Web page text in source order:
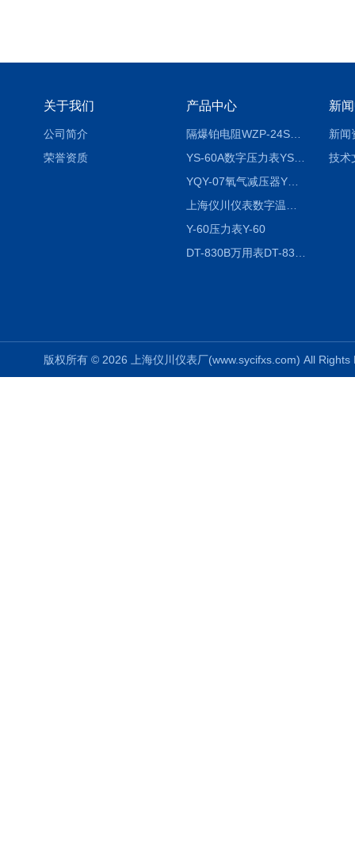
关于我们
公司简介
荣誉资质
产品中心
隔爆铂电阻WZP-24SA隔爆铂电阻WZP-24SA/Pt100
YS-60A数字压力表YS-60A
YQY-07氧气减压器YQY-07
Y-60压力表Y-60
新
新闻
技术
版权所有 © 2026 上海仪川仪表厂(www.sycifxs.com) All